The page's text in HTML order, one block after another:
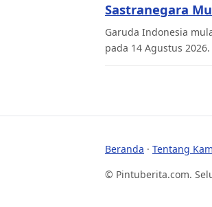
Sastranegara
Garuda Indonesia
pada 14 Agustus
Beranda · Tentang
© Pintuberita.com.